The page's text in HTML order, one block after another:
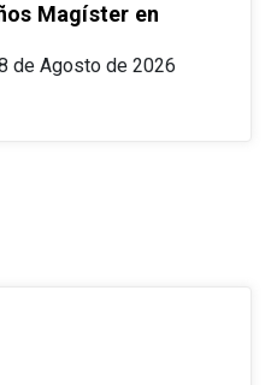
Magíster en
de Agosto de 2026